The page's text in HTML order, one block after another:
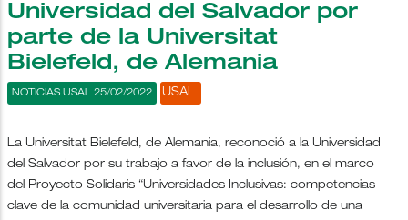
Universidad del Salvador por
parte de la Universitat
Bielefeld, de Alemania
USAL
NOTICIAS USAL 25/02/2022
La Universitat Bielefeld, de Alemania, reconoció a la Universidad
del Salvador por su trabajo a favor de la inclusión, en el marco
del Proyecto Solidaris “Universidades Inclusivas: competencias
clave de la comunidad universitaria para el desarrollo de una